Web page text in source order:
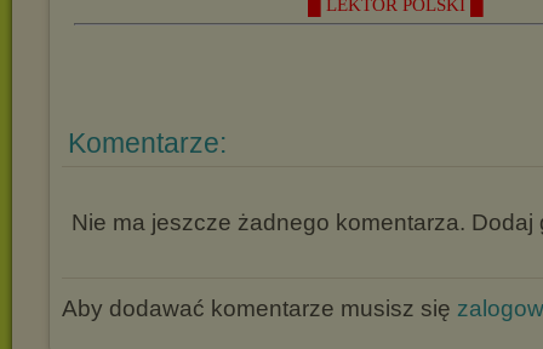
█ LEKTOR POLSKI █
Komentarze:
Nie ma jeszcze żadnego komentarza. Dodaj
Aby dodawać komentarze musisz się